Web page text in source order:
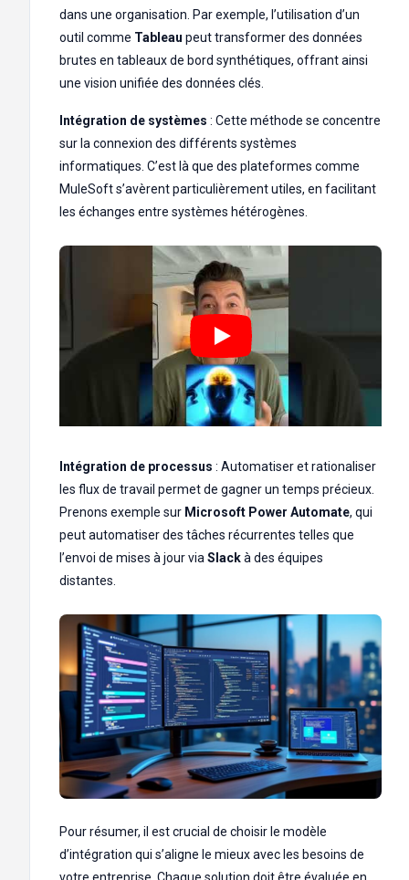
dans une organisation. Par exemple, l’utilisation d’un
outil comme Tableau peut transformer des données
brutes en tableaux de bord synthétiques, offrant ainsi
une vision unifiée des données clés.
Intégration de systèmes : Cette méthode se concentre
sur la connexion des différents systèmes
informatiques. C’est là que des plateformes comme
MuleSoft s’avèrent particulièrement utiles, en facilitant
les échanges entre systèmes hétérogènes.
Intégration de processus : Automatiser et rationaliser
les flux de travail permet de gagner un temps précieux.
Prenons exemple sur Microsoft Power Automate, qui
peut automatiser des tâches récurrentes telles que
l’envoi de mises à jour viaSlackà des équipes
distantes.
Pour résumer, il est crucial de choisir le modèle
d’intégration qui s’aligne le mieux avec les besoins de